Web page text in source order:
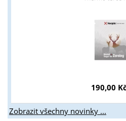
190,00
Zobrazit všechny novinky ...